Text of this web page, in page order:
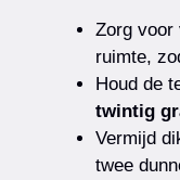
Zorg voor
ruimte,
Houd de
twintig
Vermijd
twee